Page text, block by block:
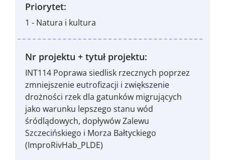
Priorytet:
1 - Natura i kultura
Nr projektu + tytuł projektu:
INT114 Poprawa siedlisk rzecznych poprzez
zmniejszenie eutrofizacji i zwiększenie
drożności rzek dla gatunków migrujących
jako warunku lepszego stanu wód
śródlądowych, dopływów Zalewu
Szczecińskiego i Morza Bałtyckiego
(ImproRivHab_PLDE)